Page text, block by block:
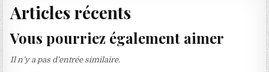
Articles récents
Vous pourriez également aimer
Il n’y a pas d’entrée similaire.